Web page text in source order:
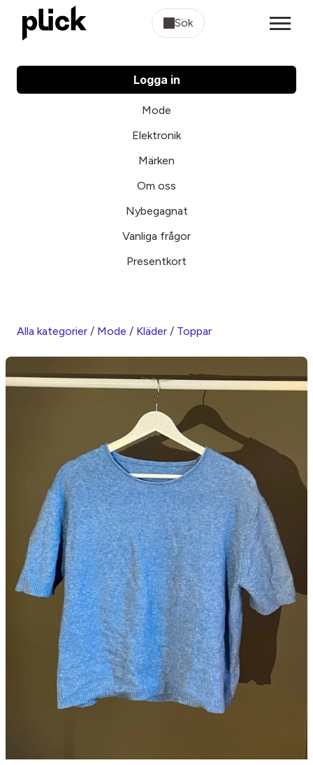
Sök
Logga in
Mode
Elektronik
Märken
Om oss
Nybegagnat
Vanliga frågor
Presentkort
Alla kategorier / Mode / Kläder / Toppar